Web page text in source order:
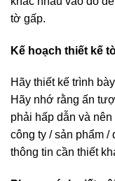
tờ gấp.
Kế hoạch thiết kế
Hãy thiết kế trình
Hãy nhớ rằng ấn
phải hấp dẫn và
công ty / sản phẩm /
thông tin cần thiết